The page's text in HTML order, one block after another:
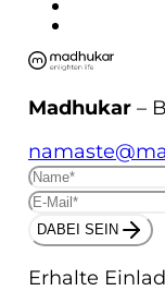
Madhukar –
DABEI SEIN
Erhalte